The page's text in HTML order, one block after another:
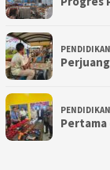
PENDIDIKAN
PENDIDIKAN
Pertama